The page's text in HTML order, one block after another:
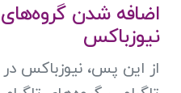
اضافه شدن گروه‌های
نیوزباکس
از این پس، نیوزباکس